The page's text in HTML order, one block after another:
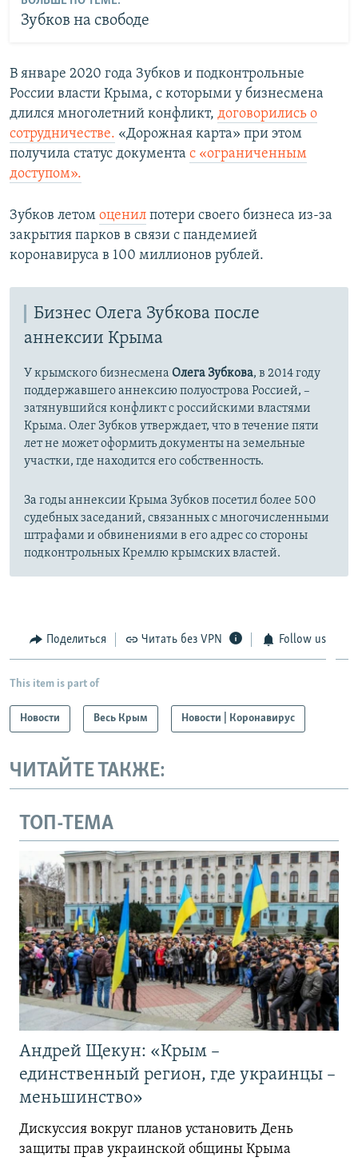
Зубков на свободе
В январе 2020 года Зубков и подконтрольные
России власти Крыма, с которыми у бизнесмена
длился многолетний конфликт, договорились о
сотрудничестве. «Дорожная карта» при этом
получила статус документа с «ограниченным
доступом».
Зубков летом оценил потери своего бизнеса из-за
закрытия парков в связи с пандемией
коронавируса в 100 миллионов рублей.
Бизнес Олега Зубкова после
аннексии Крыма
У крымского бизнесмена Олега Зубкова, в 2014 году
поддержавшего аннексию полуострова Россией, –
затянувшийся конфликт с российскими властями
Крыма. Олег Зубков утверждает, что в течение пяти
лет не может оформить документы на земельные
участки, где находится его собственность.
За годы аннексии Крыма Зубков посетил более 500
судебных заседаний, связанных с многочисленными
штрафами и обвинениями в его адрес со стороны
подконтрольных Кремлю крымских властей.
Поделиться Читать без VPN Follow us
This item is part of
Новости Весь Крым Новости | Коронавирус
ЧИТАЙТЕ ТАКЖЕ:
ТОП-ТЕМА
Андрей Щекун: «Крым –
единственный регион, где украинцы –
меньшинство»
Дискуссия вокруг планов установить День
защиты прав украинской общины Крыма